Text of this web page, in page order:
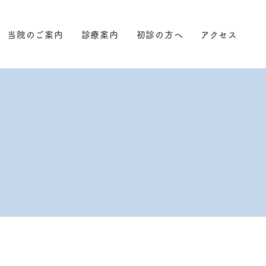
当院のご案内 診療案内 初診の方へ アクセス